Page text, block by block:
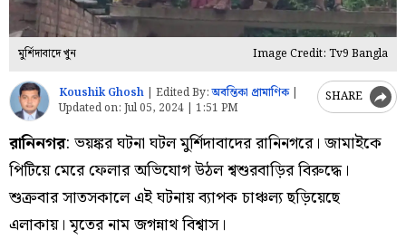
মুর্শিদাবাদে খুন Image Credit: Tv9 Bangla
Koushik Ghosh Edited By:অবন্তিকা প্রামাণিক|
Updated on: Jul 05, 2024 | 1:51 PM
SHARE
রানিনগর: ভয়ঙ্কর ঘটনা ঘটল মুর্শিদাবাদের রানিনগরে। জামাইকে
পিটিয়ে মেরে ফেলার অভিযোগ উঠল শ্বশুরবাড়ির বিরুদ্ধে।
শুক্রবার সাতসকালে এই ঘটনায় ব্যাপক চাঞ্চল্য ছড়িয়েছে
এলাকায়। মৃতের নাম জগন্নাথ বিশ্বাস।